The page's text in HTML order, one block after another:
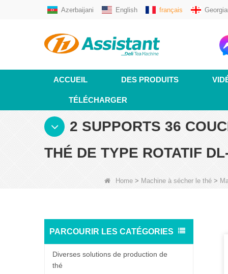
Azerbaijani English français
ACCUEIL DES PRODUITS
TÉLÉCHARGER
2 SUPPORTS 36
THÉ DE TYPE ROTATIF
Home > Machine à sécher le thé >
PARCOURIR LES CATÉGORIES
Diverses solutions de production de
thé